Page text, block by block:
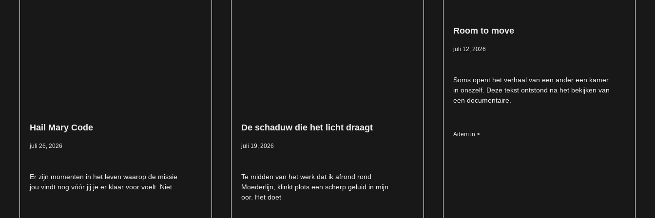
Hail Mary Code
juli 26, 2026
Er zijn momenten in het leven waarop de missie
jou vindt nog vóór jij je er klaar voor voelt. Niet
De schaduw die het licht draagt
juli 19, 2026
Te midden van het werk dat ik afrond rond
Moederlijn, klinkt plots een scherp geluid in mijn
oor. Het doet
Room to move
juli 12, 2026
Soms opent het verhaal van een ander een kamer
in onszelf. Deze tekst ontstond na het bekijken van
een documentaire.
Adem in >